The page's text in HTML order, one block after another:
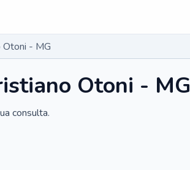
Otoni - MG
Otoni - MG
consulta.